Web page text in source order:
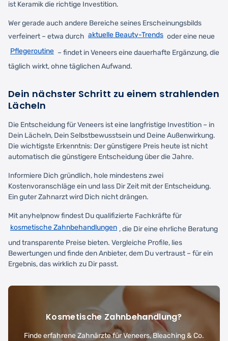
ist Keramik die richtige Investition.
Wer gerade auch andere Bereiche seines Erscheinungsbilds
verfeinert – etwa durch aktuelle Beauty-Trends oder eine neue
Pflegeroutine – findet in Veneers eine dauerhafte Ergänzung, die
täglich wirkt, ohne täglichen Aufwand.
Dein nächster Schritt zu einem strahlenden
Lächeln
Die Entscheidung für Veneers ist eine langfristige Investition – in
Dein Lächeln, Dein Selbstbewusstsein und Deine Außenwirkung.
Die wichtigste Erkenntnis: Der günstigere Preis heute ist nicht
automatisch die günstigere Entscheidung über die Jahre.
Informiere Dich gründlich, hole mindestens zwei
Kostenvoranschläge ein und lass Dir Zeit mit der Entscheidung.
Ein guter Zahnarzt wird Dich nicht drängen.
Mit anyhelpnow findest Du qualifizierte Fachkräfte für
kosmetische Zahnbehandlungen , die Dir eine ehrliche Beratung
und transparente Preise bieten. Vergleiche Profile, lies
Bewertungen und finde den Anbieter, dem Du vertraust – für ein
Ergebnis, das wirklich zu Dir passt.
Kosmetische Zahnbehandlung?
Finde erfahrene Zahnärzte für Veneers, Bleaching & Co.